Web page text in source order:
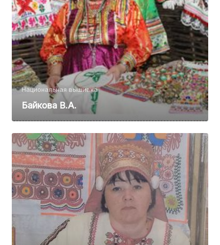
Национальная вышивка
Байкова В.А.